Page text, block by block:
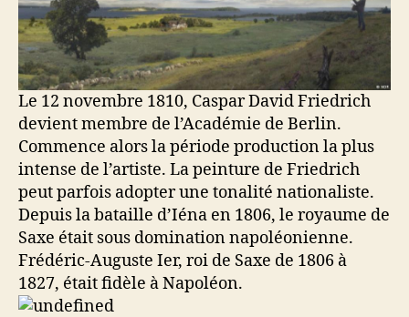
Le 12 novembre 1810, Caspar David Friedrich
devient membre de l’Académie de Berlin.
Commence alors la période production la plus
intense de l’artiste. La peinture de Friedrich
peut parfois adopter une tonalité nationaliste.
Depuis la bataille d’Iéna en 1806, le royaume de
Saxe était sous domination napoléonienne.
Frédéric-Auguste Ier, roi de Saxe de 1806 à
1827, était fidèle à Napoléon.